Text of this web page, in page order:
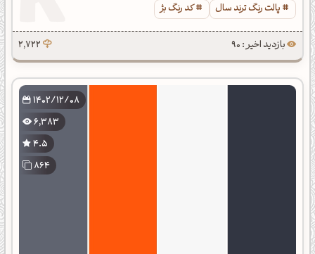
پالت رنگ ترند سال
کد رنگ بژ
بازدید اخیر : 90 2,722
1402/12/08
6,383
4.5
864